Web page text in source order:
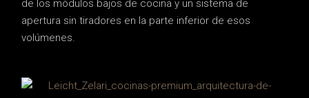
de los módulos bajos de cocina y un sistema de
apertura sin tiradores en la parte inferior de esos
volúmenes.